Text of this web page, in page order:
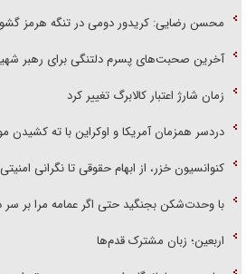
محسن رضایی: کریدور دومی در تنگه هرمز
آخرین صحبت‌های پسرم دلتنگی برای رهبر
زمان شارژ اعتبار کالابرگ تغییر کرد
دردسر همزمان آمریکا و اوکراین با ته
کنوانسیون خزر، از ابهام حقوقی تا نگرانی امنیتی
با وحدت‌شکن بجنگید حتی اگر عمامه مرا بر سر
اربعین؛ زبان مشترک قدم‌ها